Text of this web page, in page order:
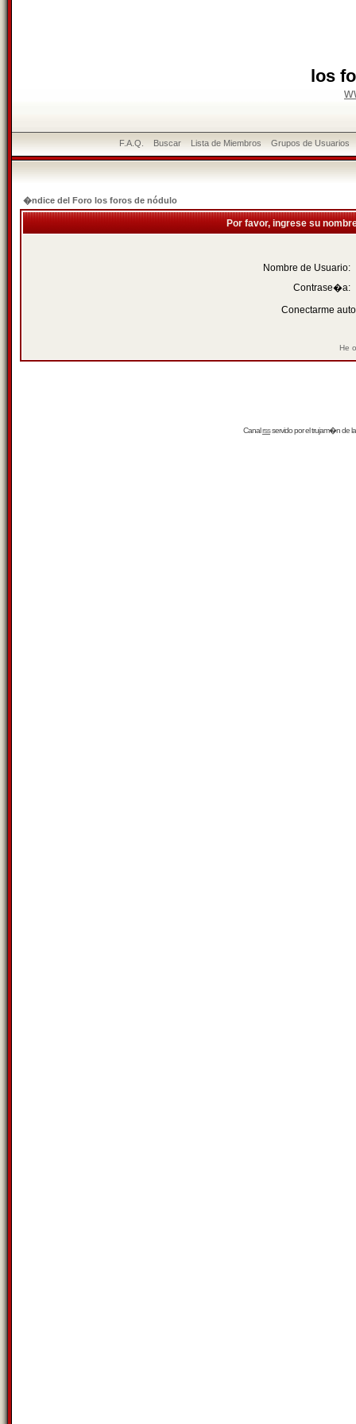
los
F.A.Q. Buscar Lista de Miembros Grupos de Usuarios
�ndice del Foro los foros de nódulo
Por favor, ingrese su
Nombre de Usuario:
Contrase�a:
Conectarme
He
Canalrssservido por eltrujam�nde